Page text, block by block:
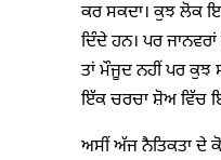
ਕਰ ਸਕਦਾ। ਕੁਝ ਲੋਕ
ਦਿੰਦੇ ਹਨ। ਪਰ
ਤਾਂ ਮੌਜੂਦ ਨਹੀਂ ਪਰ ਕੁਝ
ਇੱਕ ਚਰਚਾ ਸ਼ੋਅ ਵਿੱਚ
ਅਸੀਂ ਅੱਜ ਨੈਤਿਕਤਾ ਦੇ